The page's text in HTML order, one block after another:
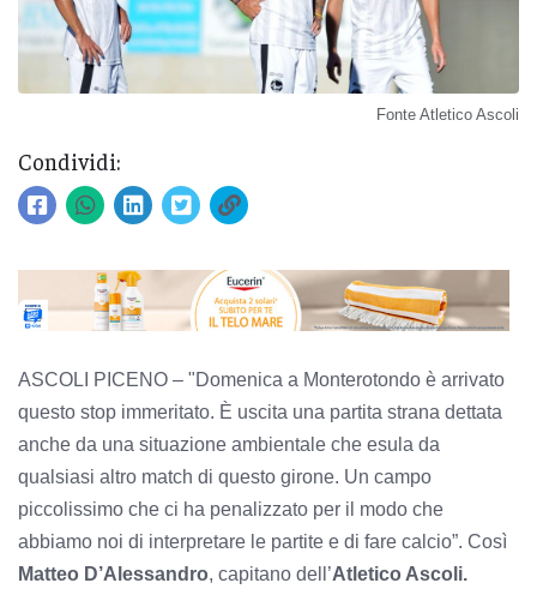
Fonte Atletico Ascoli
Condividi:
ASCOLI PICENO – "Domenica a Monterotondo è arrivato
questo stop immeritato. È uscita una partita strana dettata
anche da una situazione ambientale che esula da
qualsiasi altro match di questo girone. Un campo
piccolissimo che ci ha penalizzato per il modo che
abbiamo noi di interpretare le partite e di fare calcio”. Così
Matteo D’Alessandro, capitano dell’Atletico Ascoli.